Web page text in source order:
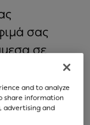
σας
σε
and to analyze
share information
advertising and